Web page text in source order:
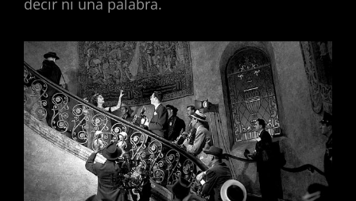
decir ni una palabra.